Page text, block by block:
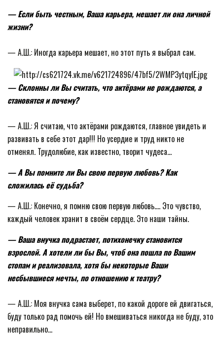
— Если быть честным, Ваша карьера, мешает ли она личной
жизни?
— А.Ш.: Иногда карьера мешает, но этот путь я выбрал сам.
— Склонны ли Вы считать, что актёрами не рождаются, а
становятся и почему?
— А.Ш.: Я считаю, что актёрами рождаются, главное увидеть и
развивать в себе этот дар!!! Но усердие и труд никто не
отменял. Трудолюбие, как известно, творит чудеса…
— А Вы помните ли Вы свою первую любовь? Как
сложилась её судьба?
— А.Ш.: Конечно, я помню свою первую любовь.… Это чувство,
каждый человек хранит в своём сердце. Это наши тайны.
— Ваша внучка подрастает, потихонечку становится
взрослой. А хотели ли бы Вы, чтоб она пошла по Вашим
стопам и реализовала, хотя бы некоторые Ваши
несбывшиеся мечты, по отношению к театру?
— А.Ш.: Моя внучка сама выберет, по какой дороге ей двигаться,
буду только рад помочь ей! Но вмешиваться никогда не буду, это
неправильно…